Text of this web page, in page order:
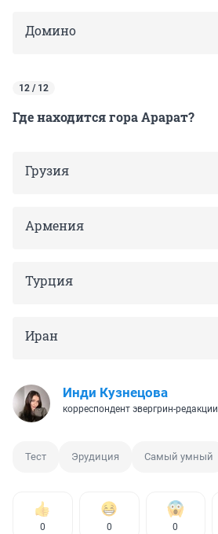
Домино
12 / 12
Где находится гора Арарат?
Грузия
Армения
Турция
Иран
Инди Кузнецова
корреспондент эвергрин-редакции
Тест Эрудиция Самый умный
0 0 0